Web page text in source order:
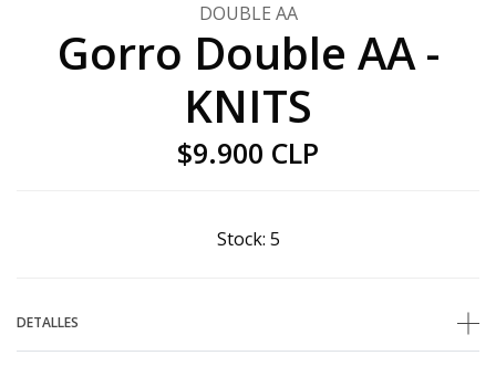
DOUBLE AA
Gorro Double AA -
KNITS
$9.900 CLP
Stock: 5
DETALLES